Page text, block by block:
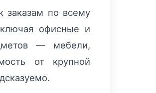
заказам по всему
офисные и
— мебели,
от крупной